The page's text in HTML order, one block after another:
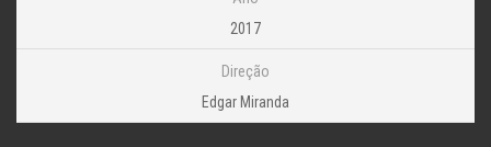
2017
Direção
Edgar Miranda